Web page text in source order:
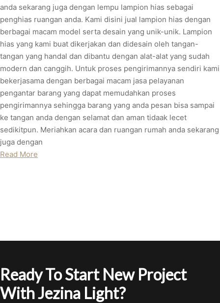
anda sekarang juga dengan lempu lampion hias sebagai
penghias ruangan anda. Kami disini jual lampion hias dengan
berbagai macam model serta desain yang unik-unik. Lampion
hias yang kami buat dikerjakan dan didesain oleh tangan-
tangan yang handal dan dibantu dengan alat-alat yang sudah
modern dan canggih. Untuk proses pengirimannya sendiri kami
bekerjasama dengan berbagai macam jasa pelayanan
pengantar barang yang dapat memudahkan proses
pengirimannya sehingga barang yang anda pesan bisa sampai
ke tangan anda dengan selamat dan aman tidaak lecet
sedikitpun. Meriahkan acara dan ruangan rumah anda sekarang
juga dengan
Read More
Ready To Start New Project
With Jezina Light?